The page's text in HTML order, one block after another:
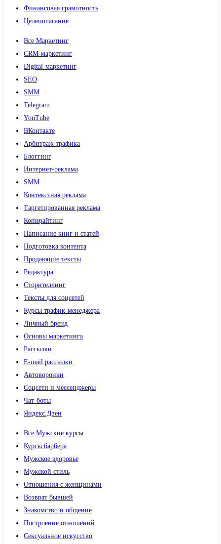
Финансовая грамотность
Целеполагание
Все Маркетинг
CRM-маркетинг
Digital-маркетинг
SEO
SMM
Telegram
YouTube
ВКонтакте
Арбитраж трафика
Блоггинг
Интернет-реклама
SMM
Контекстная реклама
Таргетированная реклама
Копирайтинг
Написание книг и статей
Подготовка контента
Продающие тексты
Редактура
Сторителлинг
Тексты для соцсетей
Курсы трафик-менеджера
Личный бренд
Основы маркетинга
Рассылки
E-mail рассылки
Автоворонки
Соцсети и мессенджеры
Чат-боты
Яндекс.Дзен
Все Мужские курсы
Курсы барбера
Мужское здоровье
Мужской стиль
Отношения с женщинами
Возврат бывшей
Знакомство и общение
Построение отношений
Сексуальное искусство